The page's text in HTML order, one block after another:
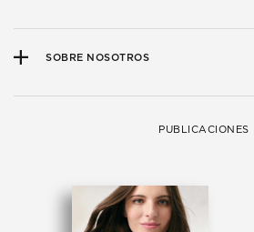
SOBRE NOSOTROS
PUBLICACIONES